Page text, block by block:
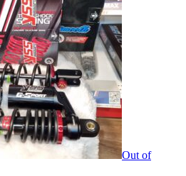
Out of